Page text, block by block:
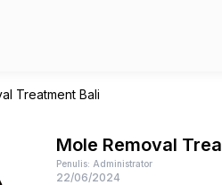
Treatment Bali
Mole Removal
Penulis: Administrator
22/06/2024